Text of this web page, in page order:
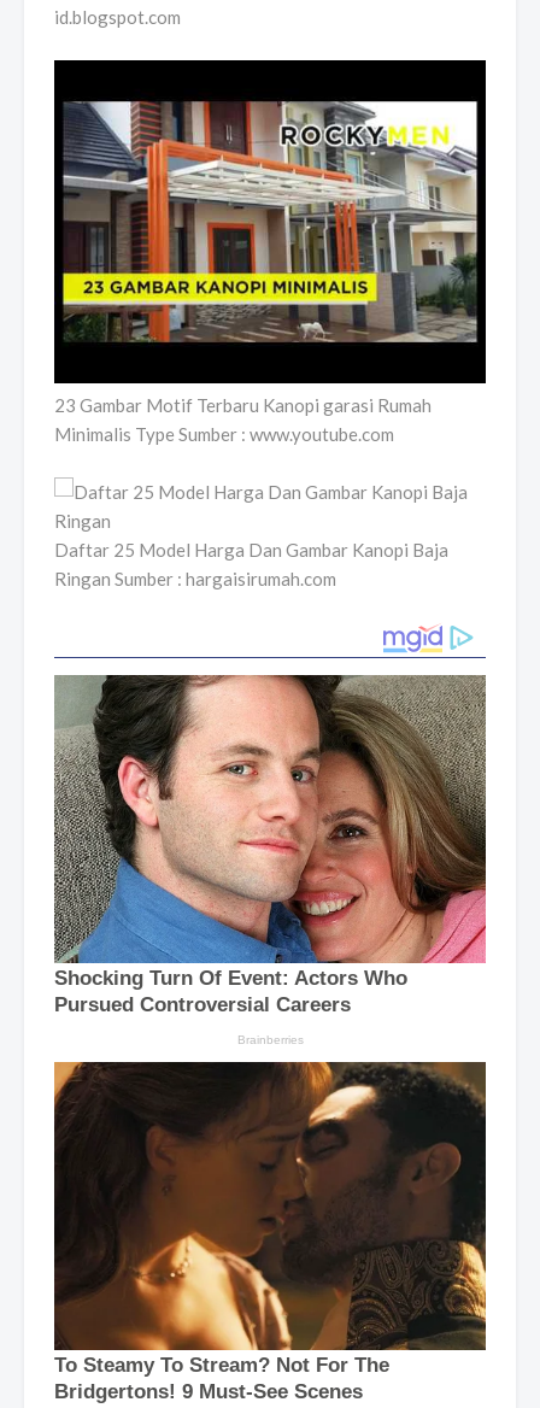
id.blogspot.com
23 Gambar Motif Terbaru Kanopi garasi Rumah
Minimalis Type Sumber : www.youtube.com
Daftar 25 Model Harga Dan Gambar Kanopi Baja
Ringan Sumber : hargaisirumah.com